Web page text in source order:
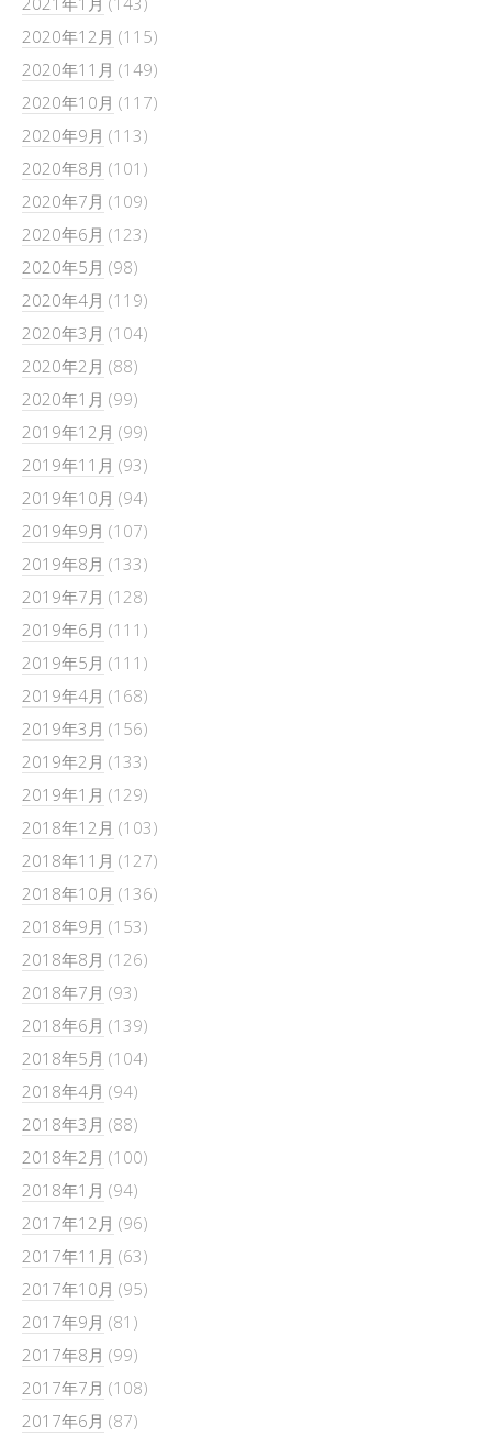
2020年12月 (115)
2020年11月 (149)
2020年10月 (117)
2020年9月 (113)
2020年8月 (101)
2020年7月 (109)
2020年6月 (123)
2020年5月 (98)
2020年4月 (119)
2020年3月 (104)
2020年2月 (88)
2020年1月 (99)
2019年12月 (99)
2019年11月 (93)
2019年10月 (94)
2019年9月 (107)
2019年8月 (133)
2019年7月 (128)
2019年6月 (111)
2019年5月 (111)
2019年4月 (168)
2019年3月 (156)
2019年2月 (133)
2019年1月 (129)
2018年12月 (103)
2018年11月 (127)
2018年10月 (136)
2018年9月 (153)
2018年8月 (126)
2018年7月 (93)
2018年6月 (139)
2018年5月 (104)
2018年4月 (94)
2018年3月 (88)
2018年2月 (100)
2018年1月 (94)
2017年12月 (96)
2017年11月 (63)
2017年10月 (95)
2017年9月 (81)
2017年8月 (99)
2017年7月 (108)
2017年6月 (87)